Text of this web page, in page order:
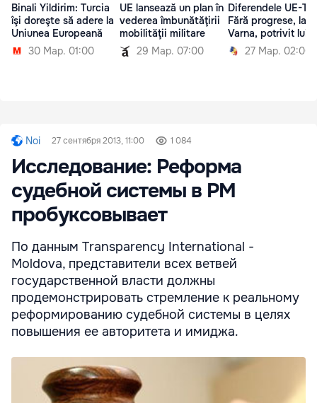
Binali Yildirim: Turcia
îşi doreşte să adere la
Uniunea Europeană
30 Мар. 01:00
UE lansează un plan în
vederea îmbunătăţirii
mobilităţii militare
29 Мар. 07:00
Diferendele UE-
Fără progrese, la
Varna, potrivit lui
27 Мар. 02:00
Noi 27 сентября 2013, 11:00 1 084
Исследование: Реформа
судебной системы в РМ
пробуксовывает
По данным Transparency International -
Moldova, представители всех ветвей
государственной власти должны
продемонстрировать стремление к реальному
реформированию судебной системы в целях
повышения ее авторитета и имиджа.